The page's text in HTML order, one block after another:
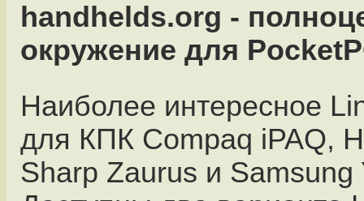
handhelds.org -
окружение для
Наиболее интересное
для КПК Compaq iPAQ,
Sharp Zaurus и Samsung